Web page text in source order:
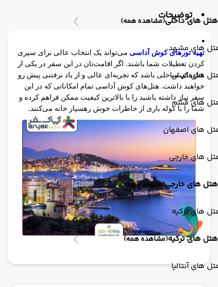
هتل های داخلی(مشاهده همه)
های مشهد
های کیش
های قشم
های اصفهان
های خارجی
هتل های خارجی(مشاهده همه)
های ترکیه
هتل های ترکیه(مشاهده همه)
های آنتالیا
توضیحات
تهیه تور‌های کوش آداسی
شما را با کوله‌‌ باری از خاطرات خوش رهسپار خانه می‌کنند.